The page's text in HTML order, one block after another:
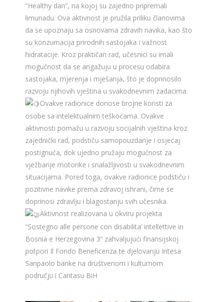
“Healthy dan”, na kojoj su zajedno pripremali
limunadu. Ova aktivnost je pružila priliku članovima
da se upoznaju sa osnovama zdravih navika, kao što
su konzumacija prirodnih sastojaka i važnost
hidratacije. Kroz praktičan rad, učesnici su imali
mogućnost da se angažuju u procesu odabira
sastojaka, mjerenja i mješanja, što je doprinosilo
razvoju njihovih vještina u svakodnevnim zadacima.
Ovakve radionice donose brojne koristi za
osobe sa intelektualnim teškoćama. Ovakve
aktivnosti pomažu u razvoju socijalnih vještina kroz
zajednički rad, podstiču samopouzdanje i osjećaj
postignuća, dok ujedno pružaju mogućnost za
vježbanje motorike i snalažljivosti u svakodnevnim
situacijama. Pored toga, ovakve radionice podstiču i
pozitivne navike prema zdravoj ishrani, čime se
doprinosi zdravlju i blagostanju svih učesnika.
Aktivnost realizovana u okviru projekta
“Sostegno alle persone con disabilita’ intellettive in
Bosnia e Herzegovina 3” zahvaljujući finansijskoj
potpori Il Fondo Beneficenza te djelovanju Intesa
Sanpaolo banke na društvenom i kulturnom
području i Caritasu BiH